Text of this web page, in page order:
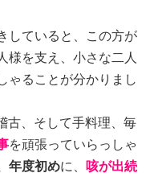
していると、この方が
様を支え、小さな二人
ゃることが分かりまし
古、そして手料理、毎
を頑張っていらっしゃ
年度初めに、
咳が出続